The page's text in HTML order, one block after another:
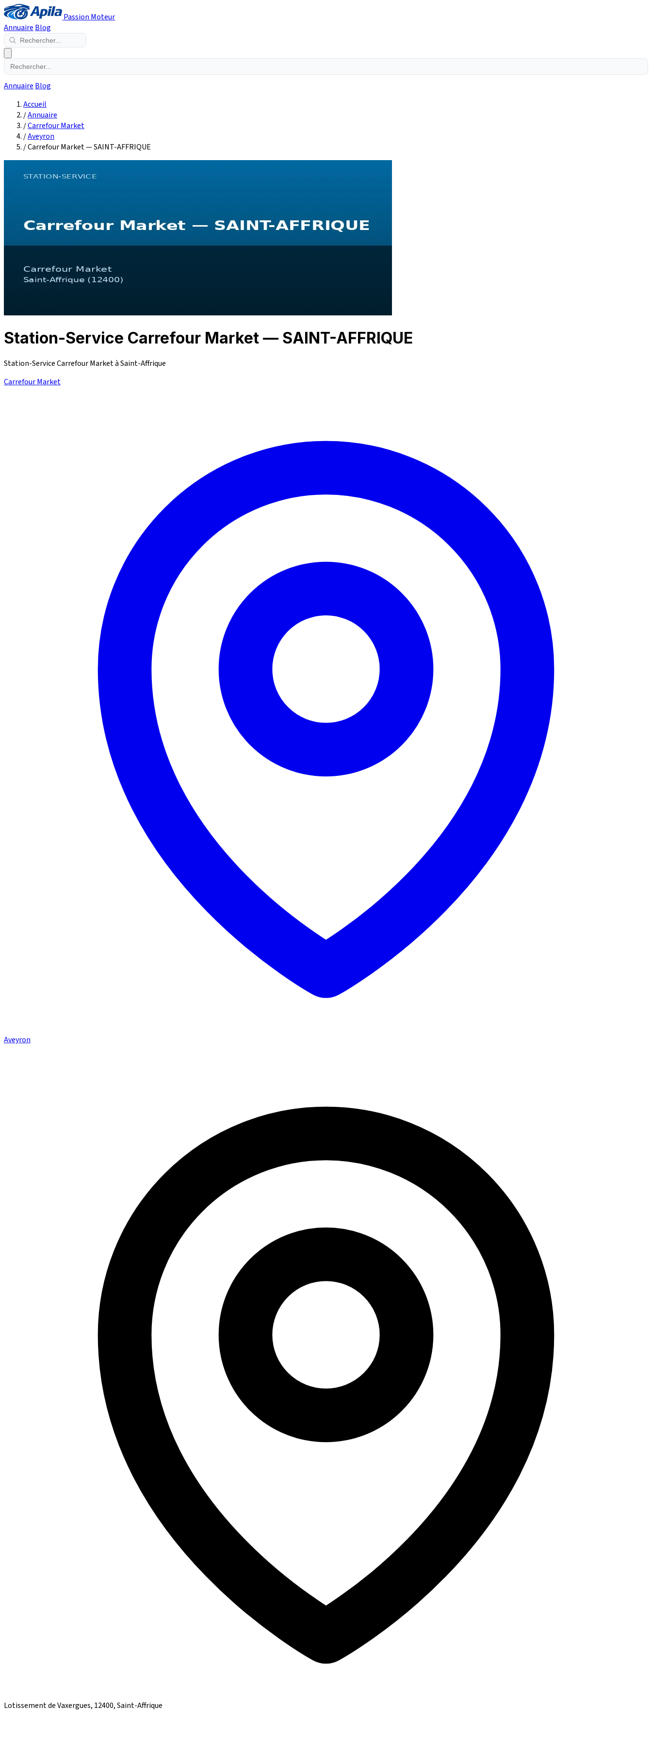
Passion Moteur
Annuaire Blog
Annuaire Blog
Accueil
/Annuaire
/Carrefour Market
/Aveyron
/Carrefour Market — SAINT-AFFRIQUE
Station-Service Carrefour Market — SAINT-AFFRIQUE
Station-Service Carrefour Market à Saint-Affrique
Carrefour Market
Aveyron
Lotissement de Vaxergues, 12400, Saint-Affrique